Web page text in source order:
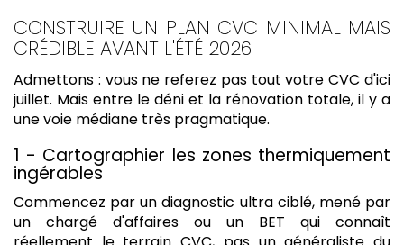
CONSTRUIRE UN PLAN CVC MINIMAL MAIS
CRÉDIBLE AVANT L'ÉTÉ 2026
Admettons : vous ne referez pas tout votre CVC d'ici
juillet. Mais entre le déni et la rénovation totale, il y a
une voie médiane très pragmatique.
1 - Cartographier les zones thermiquement
ingérables
Commencez par un diagnostic ultra ciblé, mené par
un chargé d'affaires ou un BET qui connaît